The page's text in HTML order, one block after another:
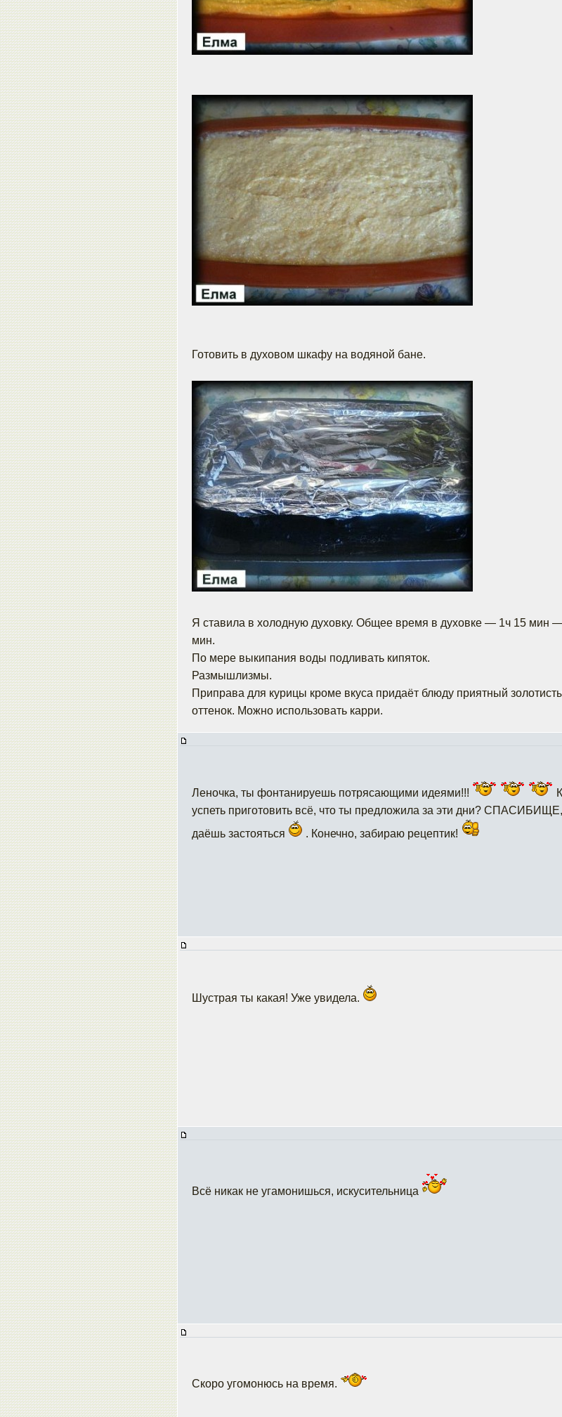
Готовить в духовом шкафу на водяной бане.
Я ставила в холодную духовку. Общее время в духовке — 1ч 15 мин
мин.
По мере выкипания воды подливать кипяток.
Размышлизмы.
Приправа для курицы кроме вкуса придаёт блюду приятный
оттенок. Можно использовать карри.
Леночка, ты фонтанируешь потрясающими идеями!!!
успеть приготовить всё, что ты предложила за эти дни?
даёшь застояться
. Конечно, забираю рецептик!
Шустрая ты какая! Уже увидела.
Всё никак не угамонишься, искусительница
Скоро угомонюсь на время.